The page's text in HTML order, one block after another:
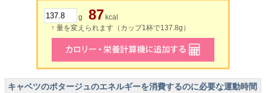
g 87 kcal
↑ 量を変えられます（カップ1杯で137.8g）
キャベツのポタージュのエネルギーを消費するのに必要な運動時間